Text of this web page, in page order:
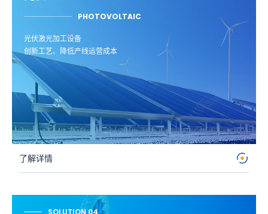
PHOTOVOLTAIC
光伏激光加工设备
创新工艺、降低产线运营成本
了解详情
SOLUTION 04